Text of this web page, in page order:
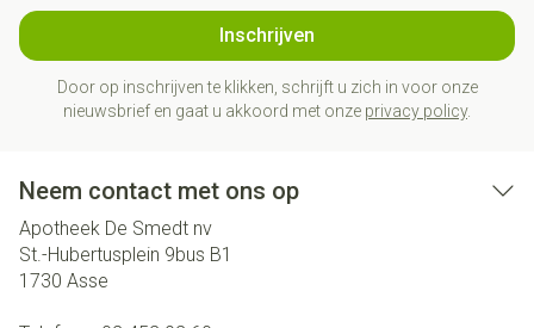
Inschrijven
Door op inschrijven te klikken, schrijft u zich in voor onze
nieuwsbrief en gaat u akkoord met onze privacy policy.
Neem contact met ons op
Apotheek De Smedt nv
St.-Hubertusplein 9bus B1
1730 Asse